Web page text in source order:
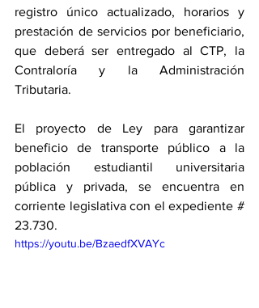
registro único actualizado, horarios y
prestación de servicios por beneficiario,
que deberá ser entregado al CTP, la
Contraloría y la Administración
Tributaria.
El proyecto de Ley para garantizar
beneficio de transporte público a la
población estudiantil universitaria
pública y privada, se encuentra en
corriente legislativa con el expediente #
23.730.
https://youtu.be/BzaedfXVAYc